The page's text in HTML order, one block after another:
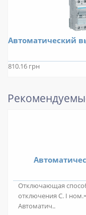
Автоматический
810.16 грн
Отключающая
отключения C. I
Автоматич..